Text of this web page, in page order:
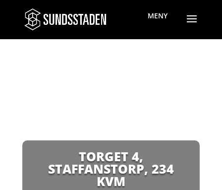
TORGET 4,
STAFFANSTORP, 234
KVM